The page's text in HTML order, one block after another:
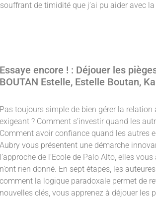
souffrant de timidité que j’ai pu aider avec
Essaye encore ! : Déjouer les
BOUTAN Estelle,‎ Estelle Boutan,‎
Pas toujours simple de bien gérer la
exigeant ? Comment s’investir quand les
Comment avoir confiance quand les autres
Aubry vous présentent une démarche
l’approche de l’Ecole de Palo Alto, elles
n’ont rien donné. En sept étapes, les
comment la logique paradoxale permet de
nouvelles clés, vous apprenez à déjouer